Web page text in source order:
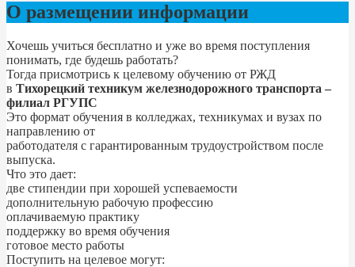
О размещении информации
Хочешь учиться бесплатно и уже во время поступления
понимать, где будешь работать?
Тогда присмотрись к целевому обучению от РЖД
в Тихорецкий техникум железнодорожного транспорта –
филиал РГУПС
Это формат обучения в колледжах, техникумах и вузах по
направлению от
работодателя с гарантированным трудоустройством после
выпуска.
Что это дает:
две стипендии при хорошей успеваемости
дополнительную рабочую профессию
оплачиваемую практику
поддержку во время обучения
готовое место работы
Поступить на целевое могут: